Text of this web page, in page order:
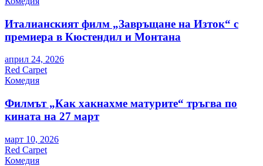
Италианският филм „Завръщане на Изток“ с
премиера в Кюстендил и Монтана
април 24, 2026
Red Carpet
Комедия
Филмът „Как хакнахме матурите“ тръгва по
кината на 27 март
март 10, 2026
Red Carpet
Комедия